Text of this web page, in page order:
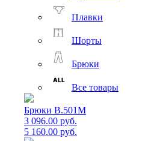
Плавки
Шорты
Брюки
Все товары
Брюки B.501M
3 096.00 руб.
5 160.00 руб.